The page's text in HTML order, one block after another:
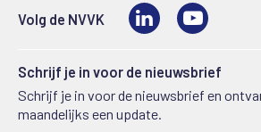
Volg de NVVK LinkedIn
Schrijf je in voor de nieuwsbrief
Schrijf je in voor de nieuwsbrief en
maandelijks een update.